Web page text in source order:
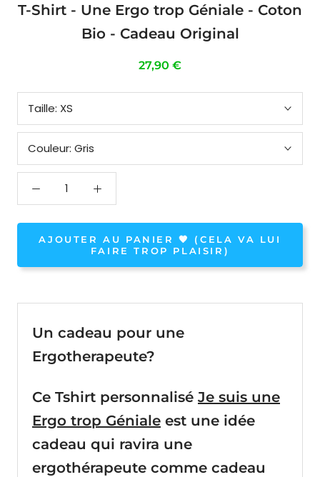
T-Shirt - Une Ergo trop Géniale - Coton
Bio - Cadeau Original
27,90 €
Taille: XS
Couleur: Gris
AJOUTER AU PANIER 🧡 (CELA VA LUI
FAIRE TROP PLAISIR)
Un cadeau pour une
Ergotherapeute?
Ce Tshirt personnalisé Je suis une
Ergo trop Géniale est une idée
cadeau qui ravira une
ergothérapeute comme cadeau